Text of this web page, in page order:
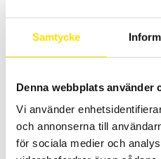
Samtycke
Denna webbplats använder
Vi använder
och annonserna till
för sociala medier och
CA6474 Adapter vid
Adapter för jordtagsmätning vid
högspänningsmaster och
under